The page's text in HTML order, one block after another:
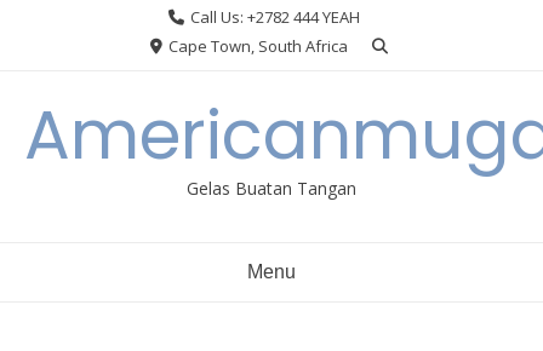
Call Us: +2782 444 YEAH
Cape Town, South Africa
Gelas Buatan Tangan
Menu